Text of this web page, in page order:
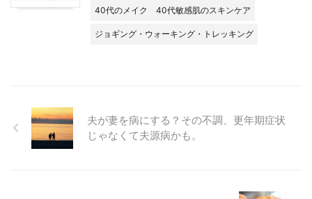
40代のメイク 40代敏感肌のスキンケア
ジョギング・ウォーキング・トレッキング
夫が妻を病にする？その不調、更年期症状
じゃなくて夫源病かも。